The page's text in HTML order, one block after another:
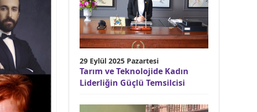
29 Eylül 2025 Pazartesi
Tarım ve Teknolojide Kadın
Liderliğin Güçlü Temsilcisi